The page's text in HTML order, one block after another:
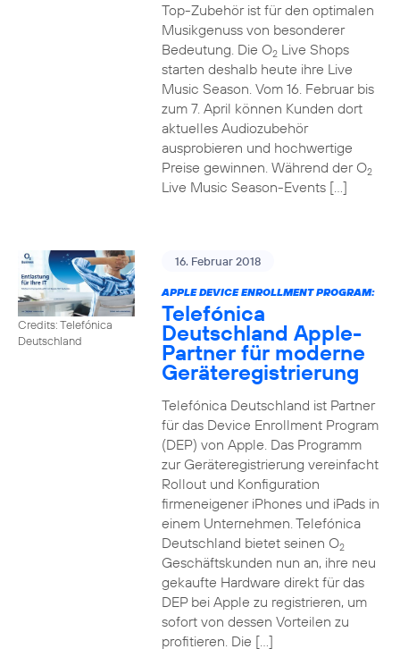
Top-Zubehör ist für den optimalen
Musikgenuss von besonderer
Bedeutung. Die O2Live Shops
starten deshalb heute ihre Live
Music Season. Vom 16. Februar bis
zum 7. April können Kunden dort
aktuelles Audiozubehör
ausprobieren und hochwertige
Preise gewinnen. Während der O2
Live Music Season-Events […]
Credits: Telefónica
Deutschland
16. Februar 2018
APPLE DEVICE ENROLLMENT PROGRAM:
Telefónica
Deutschland Apple-
Partner für moderne
Geräteregistrierung
Telefónica Deutschland ist Partner
für das Device Enrollment Program
(DEP) von Apple. Das Programm
zur Geräteregistrierung vereinfacht
Rollout und Konfiguration
firmeneigener iPhones und iPads in
einem Unternehmen. Telefónica
Deutschland bietet seinen O2
Geschäftskunden nun an, ihre neu
gekaufte Hardware direkt für das
DEP bei Apple zu registrieren, um
sofort von dessen Vorteilen zu
profitieren. Die […]